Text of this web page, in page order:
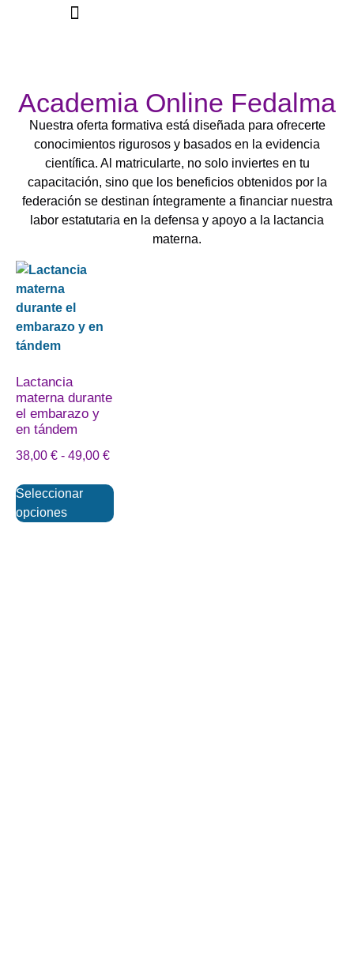
Academia Online Fedalma
Nuestra oferta formativa está diseñada para ofrecerte
conocimientos rigurosos y basados en la evidencia
científica. Al matricularte, no solo inviertes en tu
capacitación, sino que los beneficios obtenidos por la
federación se destinan íntegramente a financiar nuestra
labor estatutaria en la defensa y apoyo a la lactancia
materna.
Lactancia
materna durante
el embarazo y
en tándem
38,00 € - 49,00 €
Seleccionar
opciones